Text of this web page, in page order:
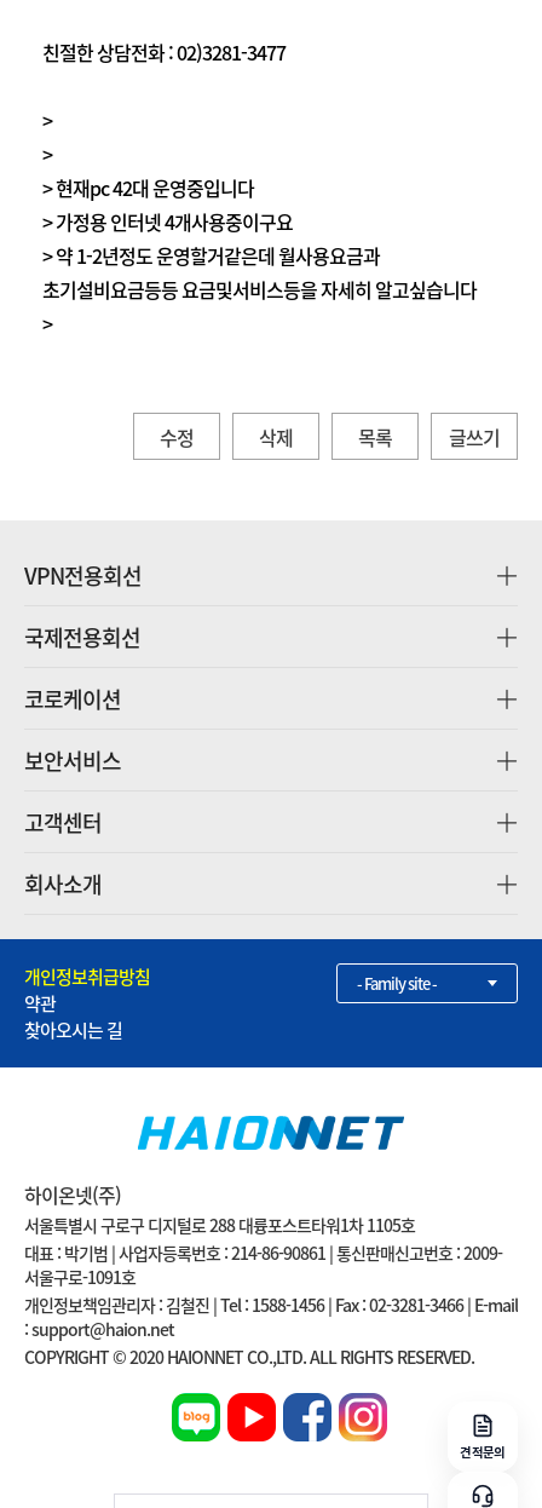
친절한 상담전화 : 02)3281-3477
>
>
> 현재pc 42대 운영중입니다
> 가정용 인터넷 4개사용중이구요
> 약 1-2년정도 운영할거같은데 월사용요금과
초기설비요금등등 요금및서비스등을 자세히 알고싶습니다
>
수정 삭제 목록 글쓰기
VPN전용회선
국제전용회선
코로케이션
보안서비스
고객센터
회사소개
개인정보취급방침
약관
찾아오시는 길
- Family site -
하이온넷(주)
서울특별시 구로구 디지털로 288 대륭포스트타워1차 1105호
대표 : 박기범 | 사업자등록번호 : 214-86-90861 | 통신판매신고번호 : 2009-
서울구로-1091호
개인정보책임관리자 : 김철진 | Tel : 1588-1456 | Fax : 02-3281-3466 | E-mail
: support@haion.net
COPYRIGHT © 2020 HAIONNET CO.,LTD. ALL RIGHTS RESERVED.
견적문의